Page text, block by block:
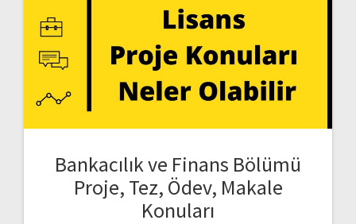
Bankacılık ve Finans Bölümü
Proje, Tez, Ödev, Makale
Konuları